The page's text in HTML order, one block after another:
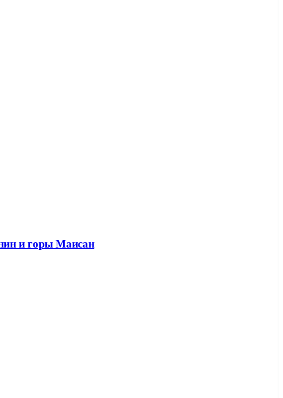
и горы Маисан